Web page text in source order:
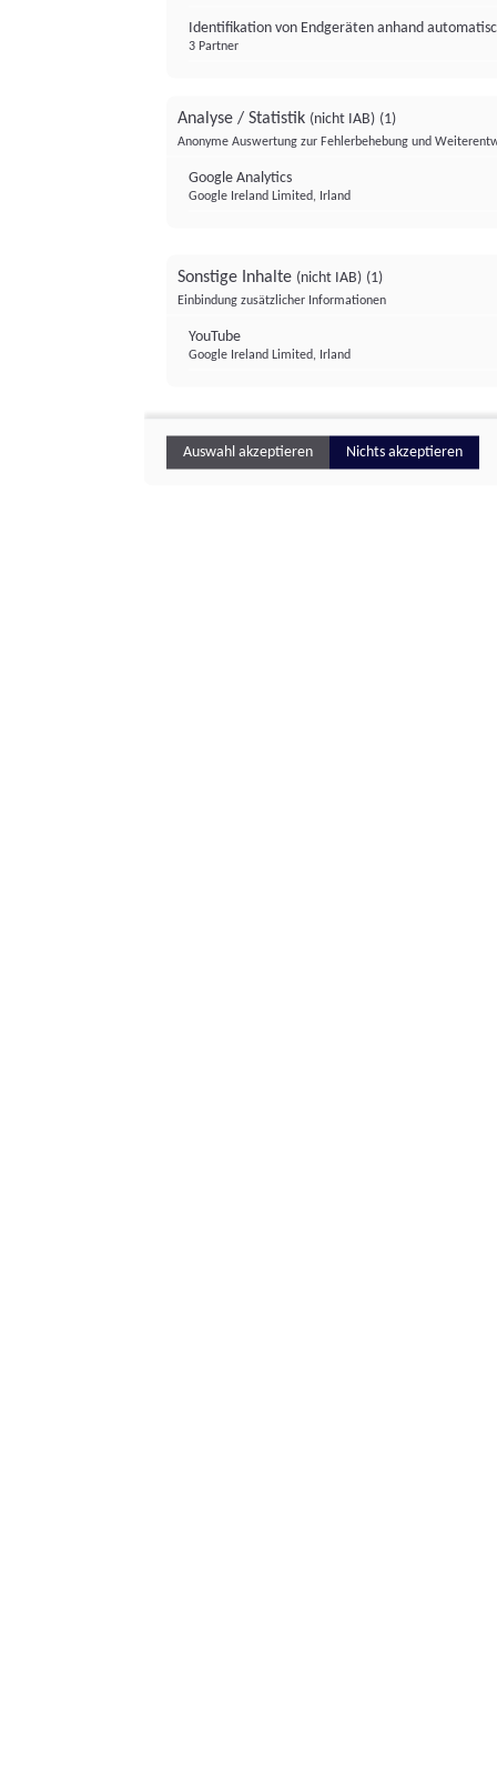
Identifikation von Endgeräten anhand
3 Partner
Analyse / Statistik (nicht IAB) (1)
Anonyme Auswertung zur Fehlerbehebung und
Google Analytics
Google Ireland Limited, Irland
Sonstige Inhalte (nicht IAB) (1)
Einbindung zusätzlicher Informationen
YouTube
Google Ireland Limited, Irland
Auswahl akzeptieren Nichts akzeptieren